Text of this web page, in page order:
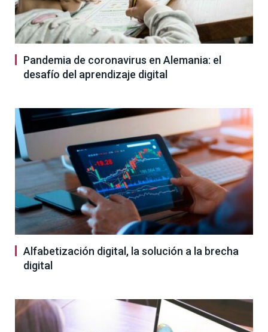
Pandemia de coronavirus en Alemania: el
desafío del aprendizaje digital
Alfabetización digital, la solución a la brecha
digital